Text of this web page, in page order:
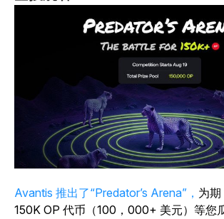
Avantis 推出了“Predator’s Arena”， 为期
150K OP 代币（100，000+ 美元）等您